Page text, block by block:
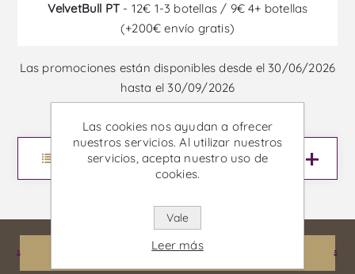
VelvetBull PT - 12€ 1-3 botellas / 9€ 4+ botellas
(+200€ envío gratis)
Las promociones están disponibles desde el 30/06/2026
hasta el 30/09/2026
Menu
Información
Las cookies nos ayudan a ofrecer
nuestros servicios. Al utilizar nuestros
servicios, acepta nuestro uso de
cookies.
Vale
Leer más